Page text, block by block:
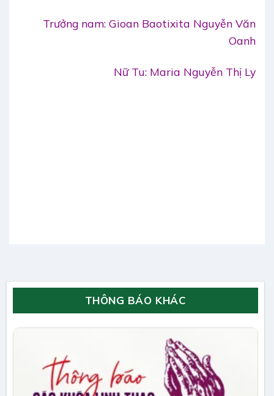
Trưởng nam: Gioan Baotixita Nguyễn Văn
Oanh
Nữ Tu: Maria Nguyễn Thị Ly
THÔNG BÁO KHÁC